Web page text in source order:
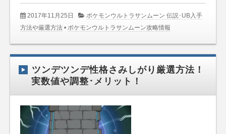
2017年11月25日
ポケモンウルトラサンムーン 伝説･UB入手
方法や厳選方法 • ポケモンウルトラサンムーン攻略情報
ツンデツンデ性格さみしがり厳選方法！
実数値や調整･メリット！